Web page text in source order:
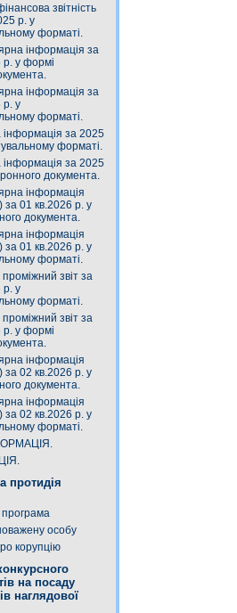
звітність
р. у
форматі.
інформація за
р. у формі
інформація за
р. у
форматі.
інформація за 2025
форматі.
інформація за 2025
документа.
інформація
за 01 кв.2026 р. у
документа.
інформація
за 01 кв.2026 р. у
форматі.
звіт за
р. у
форматі.
звіт за
р. у формі
інформація
за 02 кв.2026 р. у
документа.
інформація
за 02 кв.2026 р. у
форматі.
протидія
програма
особу
корупцію
на посаду
наглядової